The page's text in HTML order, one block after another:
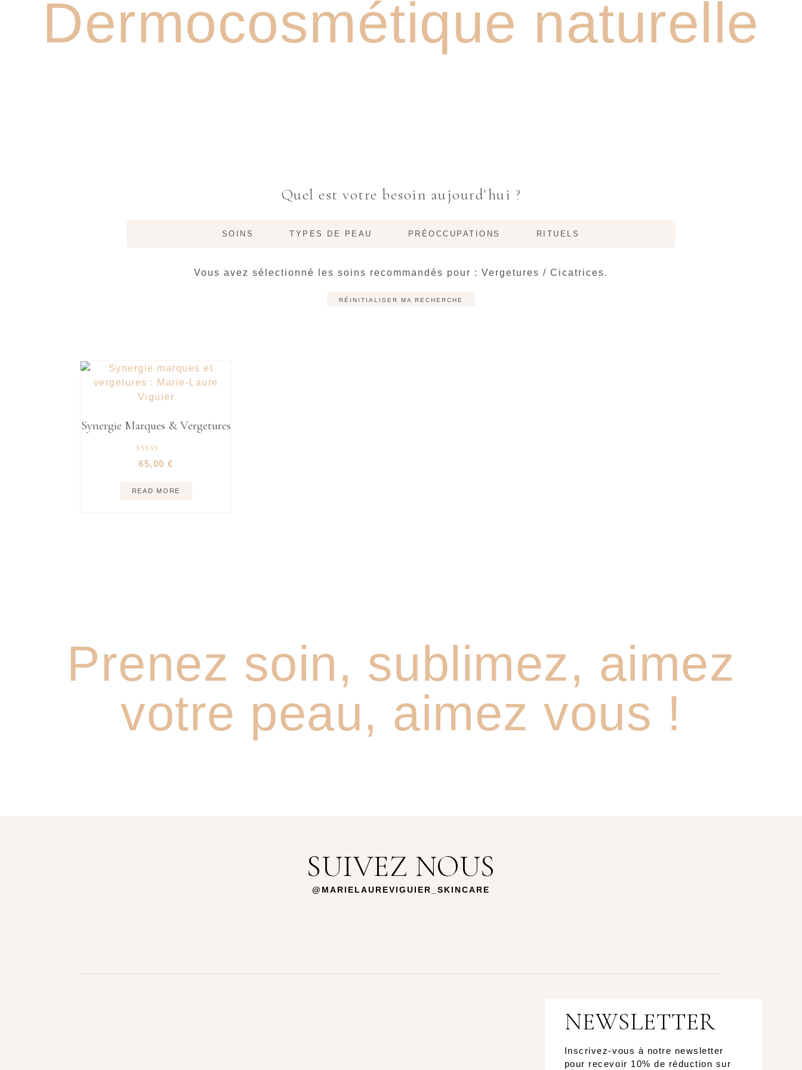
Dermocosmétique naturelle
Quel est votre besoin aujourd'hui ?
SOINS TYPES DE PEAU PRÉOCCUPATIONS RITUELS
Vous avez sélectionné les soins recommandés pour : Vergetures / Cicatrices.
RÉINITIALISER MA RECHERCHE
Synergie Marques & Vergetures
5.00
65,00€
READ MORE
Prenez soin, sublimez, aimez
votre peau, aimez vous !
SUIVEZ NOUS
@MARIELAUREVIGUIER_SKINCARE
NEWSLETTER
Inscrivez-vous à notre newsletter
pour recevoir 10% de réduction sur